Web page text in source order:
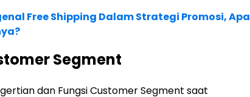
Free Shipping Dalam Strategi Promosi, Apa
Segment